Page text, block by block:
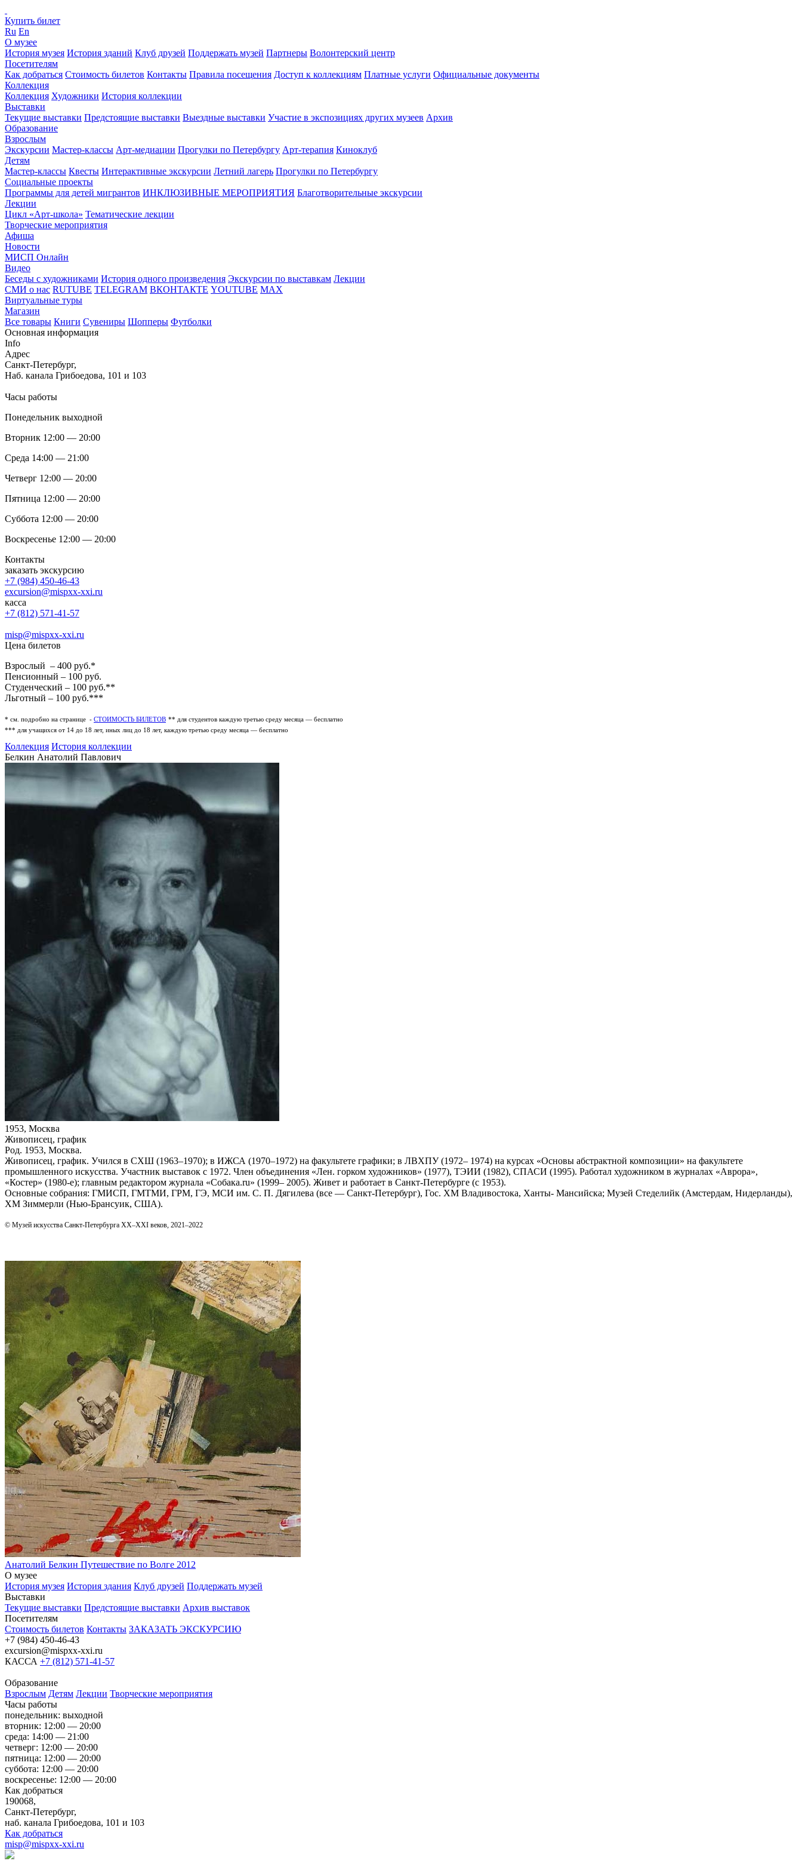
Купить билет
Ru En
О музее
История музея История зданий Клуб друзей Поддержать музей Партнеры Волонтерский центр
Посетителям
Как добраться Стоимость билетов Контакты Правила посещения Доступ к коллекциям Платные услуги Официальные документы
Коллекция
Коллекция Художники История коллекции
Выставки
Текущие выставки Предстоящие выставки Выездные выставки Участие в экспозициях других музеев Архив
Образование
Взрослым
Экскурсии Мастер-классы Арт-медиации Прогулки по Петербургу Арт-терапия Киноклуб
Детям
Мастер-классы Квесты Интерактивные экскурсии Летний лагерь Прогулки по Петербургу
Социальные проекты
Программы для детей мигрантов ИНКЛЮЗИВНЫЕ МЕРОПРИЯТИЯ Благотворительные экскурсии
Лекции
Цикл «Арт-школа» Тематические лекции
Творческие мероприятия
Афиша
Новости
МИСП Онлайн
Видео
Беседы с художниками История одного произведения Экскурсии по выставкам Лекции
СМИ о нас RUTUBE TELEGRAM ВКОНТАКТЕ YOUTUBE MAX
Виртуальные туры
Магазин
Все товары Книги Сувениры Шопперы Футболки
Основная информация
Info
Адрес
Санкт-Петербург,
Наб. канала Грибоедова, 101 и 103
Часы работы
Понедельник выходной
Вторник 12:00 — 20:00
Среда 14:00 — 21:00
Четверг 12:00 — 20:00
Пятница 12:00 — 20:00
Суббота 12:00 — 20:00
Воскресенье 12:00 — 20:00
Контакты
заказать экскурсию
+7 (984) 450-46-43
excursion@mispxx-xxi.ru
касса
+7 (812) 571-41-57
misp@mispxx-xxi.ru
Цена билетов
Взрослый – 400 руб.*
Пенсионный – 100 руб.
Студенческий – 100 руб.**
Льготный – 100 руб.***
* см. подробно на странице - СТОИМОСТЬ БИЛЕТОВ ** для студентов каждую третью среду месяца — бесплатно
*** для учащихся от 14 до 18 лет, иных лиц до 18 лет, каждую третью среду месяца — бесплатно
Коллекция История коллекции
Белкин Анатолий Павлович
1953, Москва
Живописец, график
Род. 1953, Москва.
Живописец, график. Учился в СХШ (1963–1970); в ИЖСА (1970–1972) на факультете графики; в ЛВХПУ (1972– 1974) на курсах «Основы абстрактной композиции» на факультете
промышленного искусства. Участник выставок с 1972. Член объединения «Лен. горком художников» (1977), ТЭИИ (1982), СПАСИ (1995). Работал художником в журналах «Аврора»,
«Костер» (1980‑е); главным редактором журнала «Собака.ru» (1999– 2005). Живет и работает в Санкт‑Петербурге (с 1953).
Основные собрания: ГМИСП, ГМТМИ, ГРМ, ГЭ, МСИ им. С. П. Дягилева (все — Санкт‑Петербург), Гос. ХМ Владивостока, Ханты- Мансийска; Музей Стеделийк (Амстердам, Нидерланды),
ХМ Зиммерли (Нью-Брансуик, США).
© Музей искусства Санкт-Петербурга XX–XXI веков, 2021–2022
Анатолий Белкин Путешествие по Волге 2012
О музее
История музея История здания Клуб друзей Поддержать музей
Выставки
Текущие выставки Предстоящие выставки Архив выставок
Посетителям
Стоимость билетов Контакты ЗАКАЗАТЬ ЭКСКУРСИЮ
+7 (984) 450-46-43
excursion@mispxx-xxi.ru
КАССА +7 (812) 571-41-57
Образование
Взрослым Детям Лекции Творческие мероприятия
Часы работы
понедельник: выходной
вторник: 12:00 — 20:00
среда: 14:00 — 21:00
четверг: 12:00 — 20:00
пятница: 12:00 — 20:00
суббота: 12:00 — 20:00
воскресенье: 12:00 — 20:00
Как добраться
190068,
Санкт-Петербург,
наб. канала Грибоедова, 101 и 103
Как добраться
misp@mispxx-xxi.ru